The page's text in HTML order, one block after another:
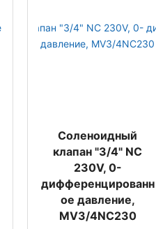
Соленоидный
клапан "3/4" NC
230V, 0-
дифференцированн
ое давление,
MV3/4NC230